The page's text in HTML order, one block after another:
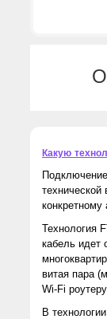
Какую
технической
конкретному
Технология
кабель идет
витая пара
Wi-Fi
В